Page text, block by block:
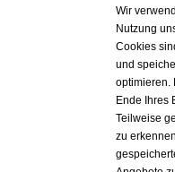
Wir
Nutzung
Cookies
und
optimieren.
Ende Ihres
Teilweise
zu